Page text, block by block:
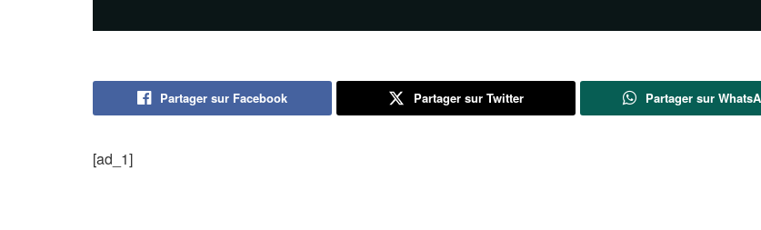
Partager sur Facebook Partager sur Twitter Partager sur
[ad_1]